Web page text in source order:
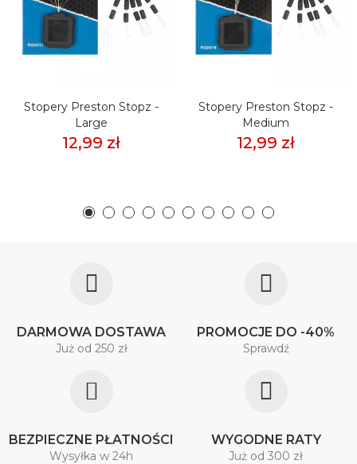
Stopery Preston Stopz -
Large
12,99 zł
Stopery Preston Stopz -
Medium
12,99 zł
DARMOWA DOSTAWA
Już od 250 zł
PROMOCJE DO -40%
Sprawdź
BEZPIECZNE PŁATNOŚCI
Wysyłka w 24h
WYGODNE RATY
Już od 300 zł